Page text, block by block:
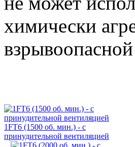
химически
1FT6 (1500 об. мин.) - с
принудительной вентиляцией